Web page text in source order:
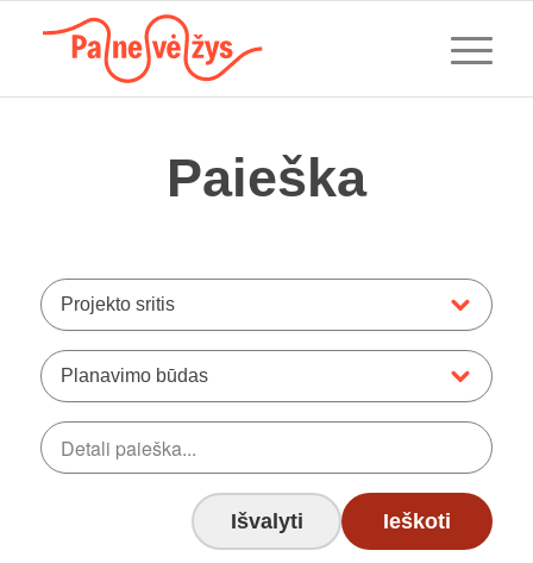
Paieška
Projekto sritis
Planavimo būdas
Išvalyti Ieškoti